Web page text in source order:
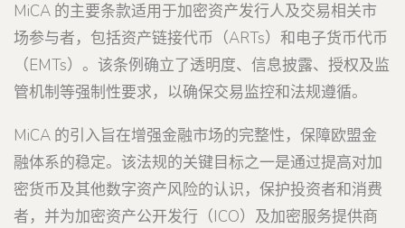
MiCA 的主要条款适用于加密资产发行人及交易相关市
场参与者，包括资产链接代币（ARTs）和电子货币代币
（EMTs）。该条例确立了透明度、信息披露、授权及监
管机制等强制性要求，以确保交易监控和法规遵循。
MiCA 的引入旨在增强金融市场的完整性，保障欧盟金
融体系的稳定。该法规的关键目标之一是通过提高对加
密货币及其他数字资产风险的认识，保护投资者和消费
者，并为加密资产公开发行（ICO）及加密服务提供商